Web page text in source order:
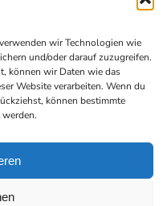
wir Technologien wie
und/oder darauf zuzugreifen.
können wir Daten wie das
Website verarbeiten. Wenn du
können bestimmte